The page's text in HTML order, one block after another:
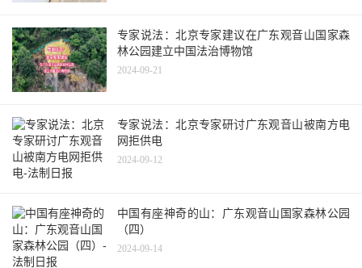
专家说法：北京专家建议在广东观音山国家森
林公园建立中国法治博物馆
2024-09-21
专家说法：北京专家研讨广东观音山被南方电
网拒供电
2024-09-12
中国有座神奇的山：广东观音山国家森林公园
（四）
2024-09-14